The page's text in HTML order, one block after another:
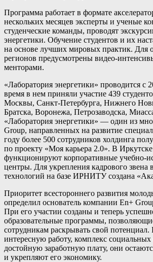
Программа работает в формате
нескольких месяцев эксперты и ученые
студенческие команды, проводят
энергетики. Обучение студентов и их
на основе лучших мировых практик. Для
регионов предусмотрены видео-
менторами.
«Лаборатория энергетики» проводится с
время в нем приняли участие 439
Москвы, Санкт-Петербурга, Нижнего
Братска, Воронежа, Петрозаводска,
«Лаборатория энергетики» — один из
Group, направленных на развитие
году более 500 сотрудников холдинга
по проекту «Моя карьера 2.0». В
функционируют корпоративные учебно-
центры. Для укрепления кадрового звена
технологий на базе ИРНИТУ создана
Приоритет всестороннего развития
определил основатель компании En+
При его участии созданы и теперь
образовательные программы,
сотрудникам раскрывать свой потенциал.
интересную работу, комплекс социальных
достойную заработную плату, они
и укрепляют его экономику.